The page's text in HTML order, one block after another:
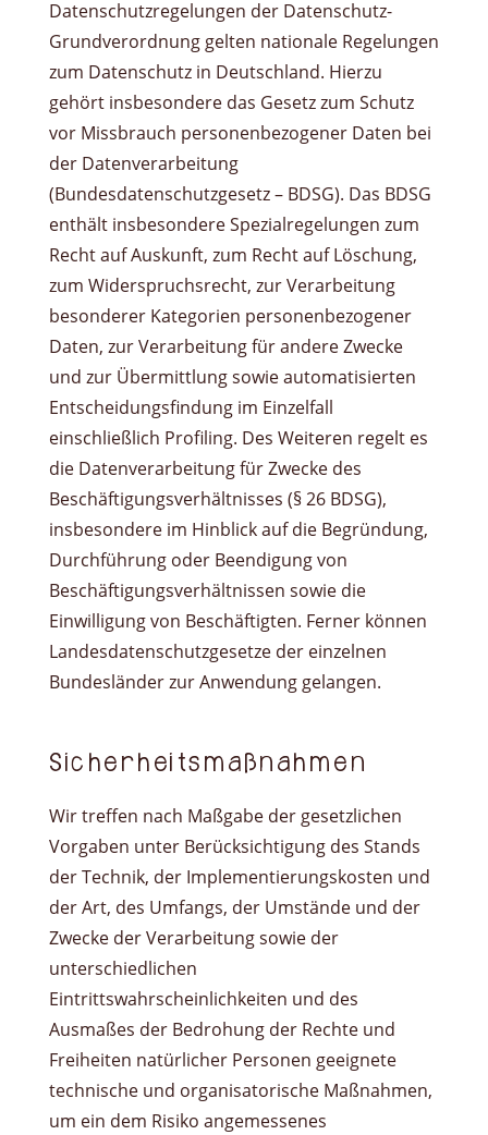
Datenschutzregelungen der Datenschutz-
Grundverordnung gelten nationale Regelungen
zum Datenschutz in Deutschland. Hierzu
gehört insbesondere das Gesetz zum Schutz
vor Missbrauch personenbezogener Daten bei
der Datenverarbeitung
(Bundesdatenschutzgesetz – BDSG). Das BDSG
enthält insbesondere Spezialregelungen zum
Recht auf Auskunft, zum Recht auf Löschung,
zum Widerspruchsrecht, zur Verarbeitung
besonderer Kategorien personenbezogener
Daten, zur Verarbeitung für andere Zwecke
und zur Übermittlung sowie automatisierten
Entscheidungsfindung im Einzelfall
einschließlich Profiling. Des Weiteren regelt es
die Datenverarbeitung für Zwecke des
Beschäftigungsverhältnisses (§ 26 BDSG),
insbesondere im Hinblick auf die Begründung,
Durchführung oder Beendigung von
Beschäftigungsverhältnissen sowie die
Einwilligung von Beschäftigten. Ferner können
Landesdatenschutzgesetze der einzelnen
Bundesländer zur Anwendung gelangen.
Sicherheitsmaßnahmen
Wir treffen nach Maßgabe der gesetzlichen
Vorgaben unter Berücksichtigung des Stands
der Technik, der Implementierungskosten und
der Art, des Umfangs, der Umstände und der
Zwecke der Verarbeitung sowie der
unterschiedlichen
Eintrittswahrscheinlichkeiten und des
Ausmaßes der Bedrohung der Rechte und
Freiheiten natürlicher Personen geeignete
technische und organisatorische Maßnahmen,
um ein dem Risiko angemessenes